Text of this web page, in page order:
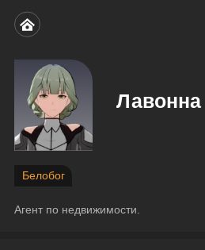
Лавонна
Белобог
Агент по недвижимости.